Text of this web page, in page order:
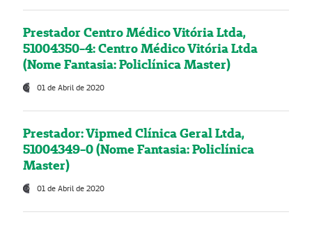
Prestador Centro Médico Vitória Ltda,
51004350-4: Centro Médico Vitória Ltda
(Nome Fantasia: Policlínica Master)
01 de Abril de 2020
Prestador: Vipmed Clínica Geral Ltda,
51004349-0 (Nome Fantasia: Policlínica
Master)
01 de Abril de 2020